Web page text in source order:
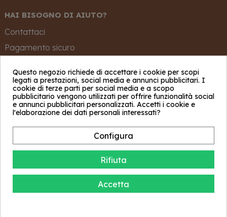
HAI BISOGNO DI AIUTO?
Contattaci
Pagamento sicuro
Resi e rimborsi
NOTE LEGALI
Termini e condizioni d'uso
Mia Urbino Srl Via sasso, sn 61029 - Urbino, P.IVA 02412910412 |
Eeever Digital Agency
Questo negozio richiede di accettare i cookie per scopi
legati a prestazioni, social media e annunci pubblicitari. I
cookie di terze parti per social media e a scopo
pubblicitario vengono utilizzati per offrire funzionalità social
e annunci pubblicitari personalizzati. Accetti i cookie e
l'elaborazione dei dati personali interessati?
Configura
Rifiuta
Accetta